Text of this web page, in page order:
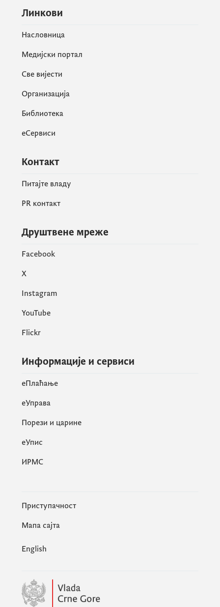
Линкови
Насловница
Медијски портал
Све вијести
Организација
Библиотека
еСервиси
Контакт
Питајте владу
PR контакт
Друштвене мреже
Facebook
X
Instagram
YouTube
Flickr
Информације и сервиси
eПлаћање
еУправа
Порези и царине
eУпис
ИРМС
Приступачност
Мапа сајта
English